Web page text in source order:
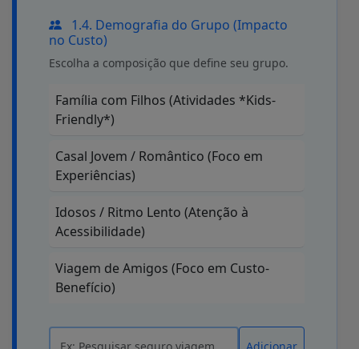
1.4. Demografia do Grupo (Impacto
no Custo)
Escolha a composição que define seu grupo.
Família com Filhos (Atividades *Kids-
Friendly*)
Casal Jovem / Romântico (Foco em
Experiências)
Idosos / Ritmo Lento (Atenção à
Acessibilidade)
Viagem de Amigos (Foco em Custo-
Benefício)